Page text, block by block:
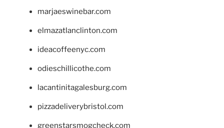
marjaeswinebar.com
elmazatlanclinton.com
ideacoffeenyc.com
odieschillicothe.com
lacantinitagalesburg.com
pizzadeliverybristol.com
greenstarsmogcheck.com